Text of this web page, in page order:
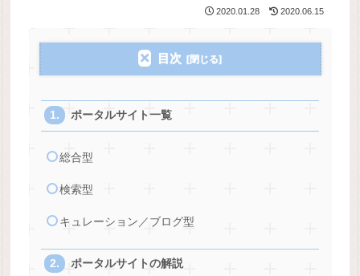
2020.01.28 2020.06.15
目次
ポータルサイト一覧
総合型
検索型
キュレーション／ブログ型
ポータルサイトの解説